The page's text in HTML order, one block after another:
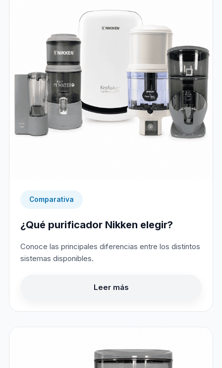
Comparativa
¿Qué purificador Nikken elegir?
Conoce las principales diferencias entre los distintos
sistemas disponibles.
Leer más